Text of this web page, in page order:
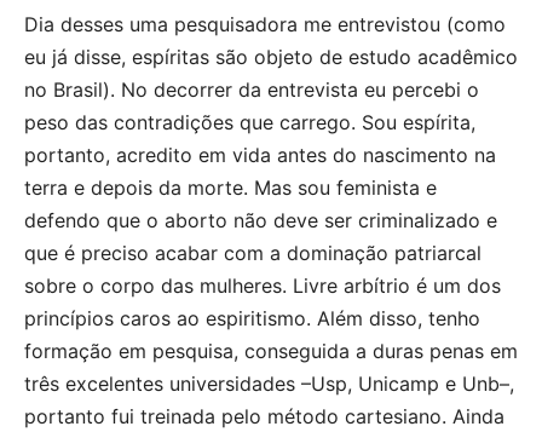
Dia desses uma pesquisadora me entrevistou (como
eu já disse, espíritas são objeto de estudo acadêmico
no Brasil). No decorrer da entrevista eu percebi o
peso das contradições que carrego. Sou espírita,
portanto, acredito em vida antes do nascimento na
terra e depois da morte. Mas sou feminista e
defendo que o aborto não deve ser criminalizado e
que é preciso acabar com a dominação patriarcal
sobre o corpo das mulheres. Livre arbítrio é um dos
princípios caros ao espiritismo. Além disso, tenho
formação em pesquisa, conseguida a duras penas em
três excelentes universidades –Usp, Unicamp e Unb–,
portanto fui treinada pelo método cartesiano. Ainda